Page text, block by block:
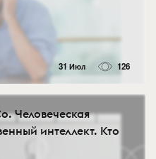
31 Июл 126
Человеческая
интеллект. Кто